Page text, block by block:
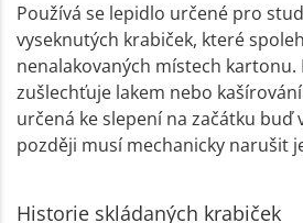
Používá se lepidlo určené pro
vyseknutých krabiček, které
nenalakovaných místech kartonu.
zušlechťuje lakem nebo
určená ke slepení na začátku buď
později musí mechanicky narušit
Historie skládaných krabiček